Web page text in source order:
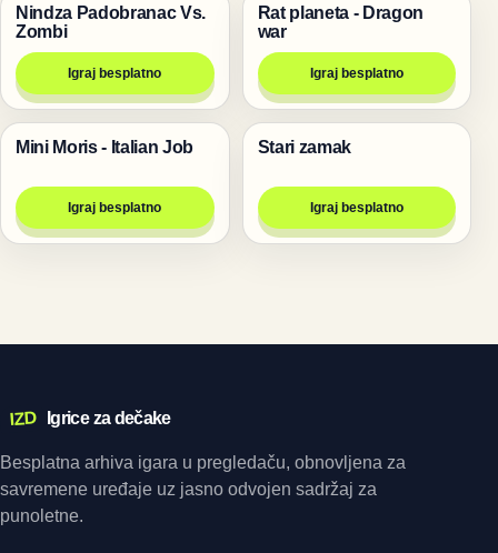
Igre
Nindza Padobranac Vs.
Zombi
Igraj besplatno
Igre
Rat planeta - Dragon
war
Igraj besplatno
Trke
Mini Moris - Italian Job
Igraj besplatno
Igre
Stari zamak
Igraj besplatno
IZD Igrice za dečake
Besplatna arhiva igara u pregledaču, obnovljena za
savremene uređaje uz jasno odvojen sadržaj za
punoletne.